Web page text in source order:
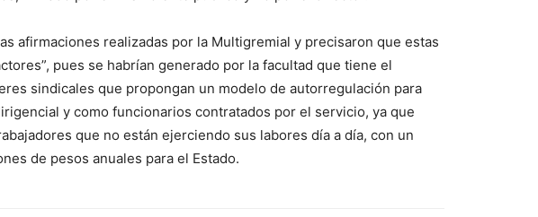
afirmaciones realizadas por la Multigremial y precisaron que estas
pues se habrían generado por la facultad que tiene el
sindicales que propongan un modelo de autorregulación para
y como funcionarios contratados por el servicio, ya que
que no están ejerciendo sus labores día a día, con un
de pesos anuales para el Estado.